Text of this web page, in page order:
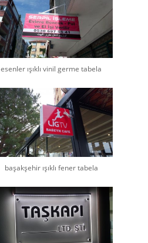
esenler ışıklı vinil germe tabela
başakşehir ışıklı fener tabela